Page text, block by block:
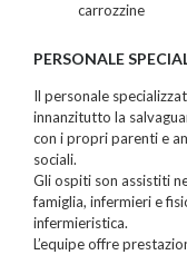
carrozzine
PERSONALE
Il personale
innanzitutto la
con i propri parenti e
sociali.
Gli ospiti son assistiti
famiglia, infermieri e
infermieristica.
L’equipe offre